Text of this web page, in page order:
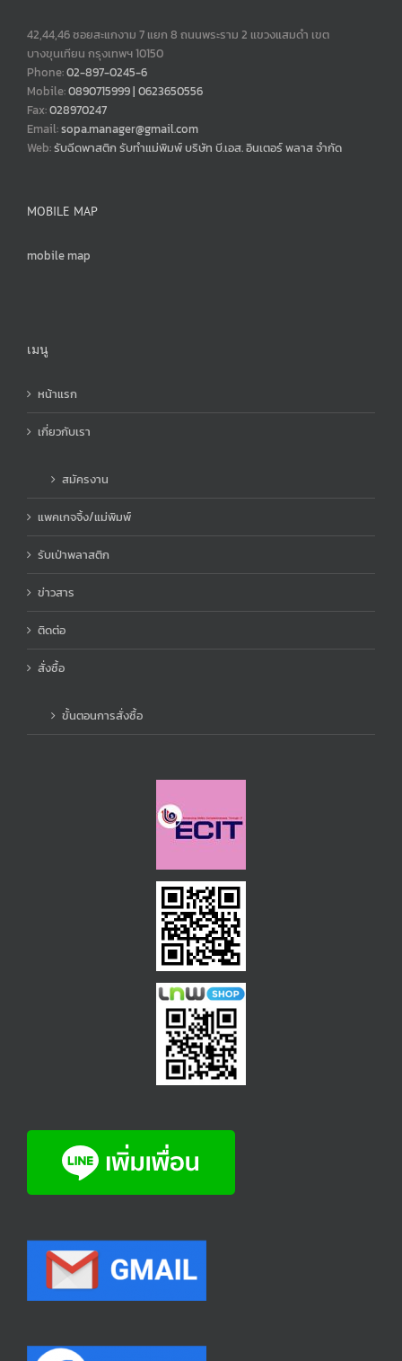
42,44,46 ซอยสะแกงาม 7 แยก 8 ถนนพระราม 2 แขวงแสมดำ เขต
บางขุนเทียน กรุงเทพฯ 10150
Phone:02-897-0245-6
Mobile:0890715999 | 0623650556
Fax:028970247
Email:sopa.manager@gmail.com
Web:รับฉีดพาสติก รับทำแม่พิมพ์ บริษัท บี.เอส. อินเตอร์ พลาส จำกัด
MOBILE MAP
mobile map
เมนู
หน้าแรก
เกี่ยวกับเรา
สมัครงาน
แพคเกจจิ้ง/แม่พิมพ์
รับเป่าพลาสติก
ข่าวสาร
ติดต่อ
สั่งซื้อ
ขั้นตอนการสั่งซื้อ